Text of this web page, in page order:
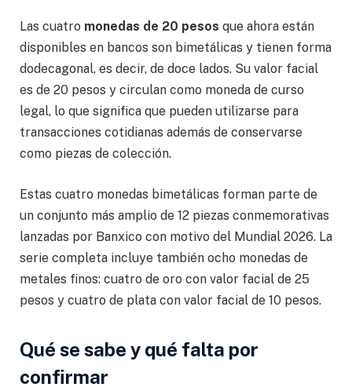
Las cuatro monedas de 20 pesos que ahora están
disponibles en bancos son bimetálicas y tienen forma
dodecagonal, es decir, de doce lados. Su valor facial
es de 20 pesos y circulan como moneda de curso
legal, lo que significa que pueden utilizarse para
transacciones cotidianas además de conservarse
como piezas de colección.
Estas cuatro monedas bimetálicas forman parte de
un conjunto más amplio de 12 piezas conmemorativas
lanzadas por Banxico con motivo del Mundial 2026. La
serie completa incluye también ocho monedas de
metales finos: cuatro de oro con valor facial de 25
pesos y cuatro de plata con valor facial de 10 pesos.
Qué se sabe y qué falta por
confirmar